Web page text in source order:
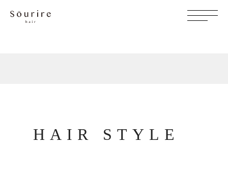
HAIR STYLE